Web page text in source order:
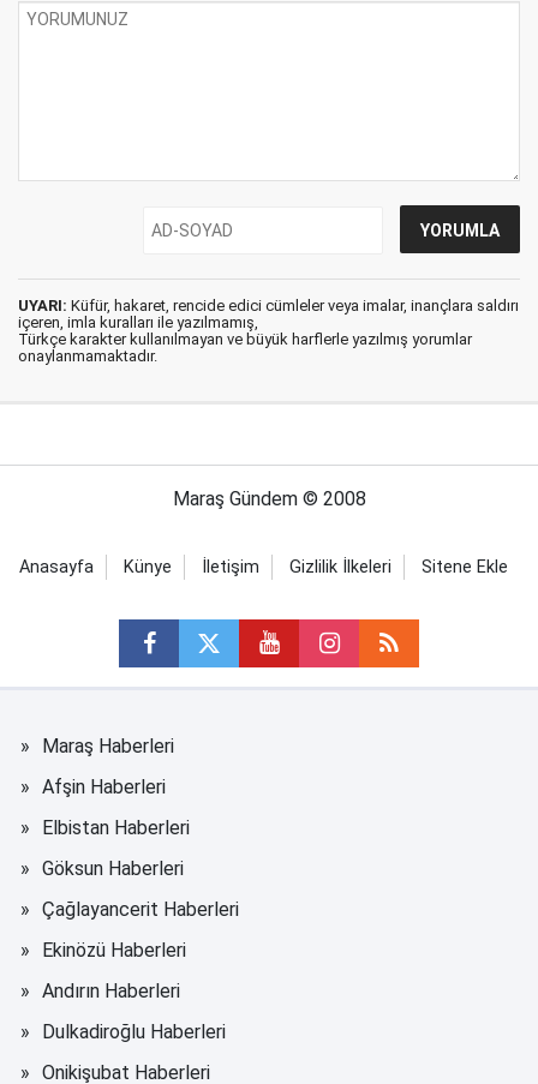
UYARI: Küfür, hakaret, rencide edici cümleler veya imalar, inançlara saldırı
içeren, imla kuralları ile yazılmamış,
Türkçe karakter kullanılmayan ve büyük harflerle yazılmış yorumlar
onaylanmamaktadır.
Maraş Gündem © 2008
Anasayfa Künye İletişim Gizlilik İlkeleri Sitene Ekle
Maraş Haberleri
Afşin Haberleri
Elbistan Haberleri
Göksun Haberleri
Çağlayancerit Haberleri
Ekinözü Haberleri
Andırın Haberleri
Dulkadiroğlu Haberleri
Onikişubat Haberleri